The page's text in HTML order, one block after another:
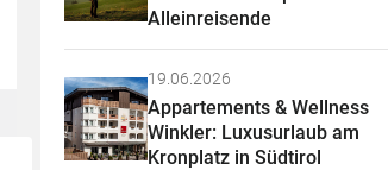
Alleinreisende
19.06.2026
Appartements & Wellness
Winkler: Luxusurlaub am
Kronplatz in Südtirol